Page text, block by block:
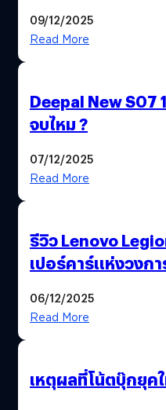
09/12/2025
Read More
Deepal New S07
จบไหม ?
07/12/2025
Read More
รีวิว Lenovo
เปอร์คาร์แห่งวงก
06/12/2025
Read More
เหตุผลที่โน้ตบุ๊กยุค